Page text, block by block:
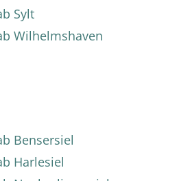
Sylt
Wilhelmshaven
Bensersiel
Harlesiel